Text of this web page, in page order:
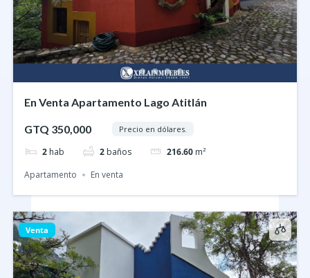
En Venta Apartamento Lago Atitlán
GTQ 350,000 Precio en dólares.
2 hab 2 baños 216.60 m²
Apartamento
En venta
Venta